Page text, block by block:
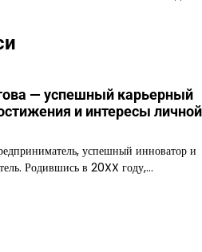
— успешный карьерный
и интересы личной
успешный инноватор и
Родившись в 20XX году,…